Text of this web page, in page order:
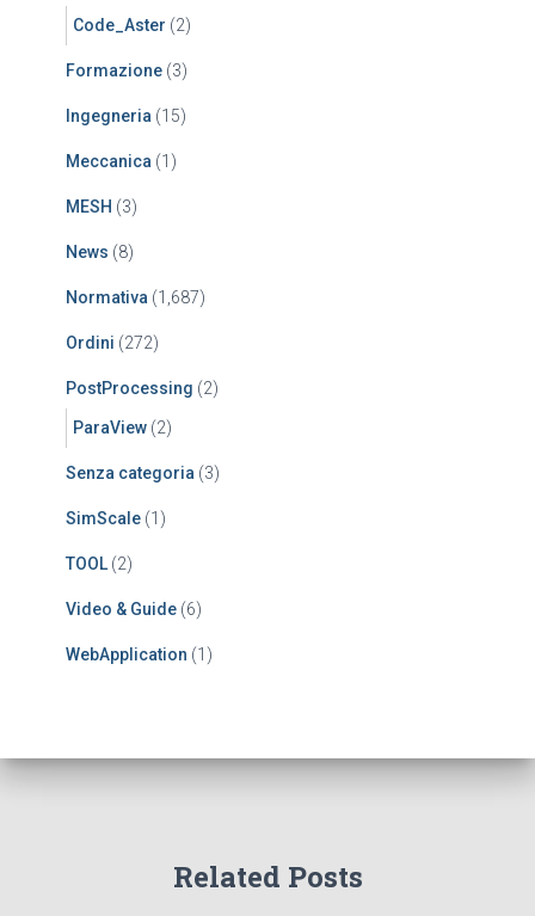
Code_Aster (2)
Formazione (3)
Ingegneria (15)
Meccanica (1)
MESH (3)
News (8)
Normativa (1,687)
Ordini (272)
PostProcessing (2)
ParaView (2)
Senza categoria (3)
SimScale (1)
TOOL (2)
Video & Guide (6)
WebApplication (1)
Related Posts